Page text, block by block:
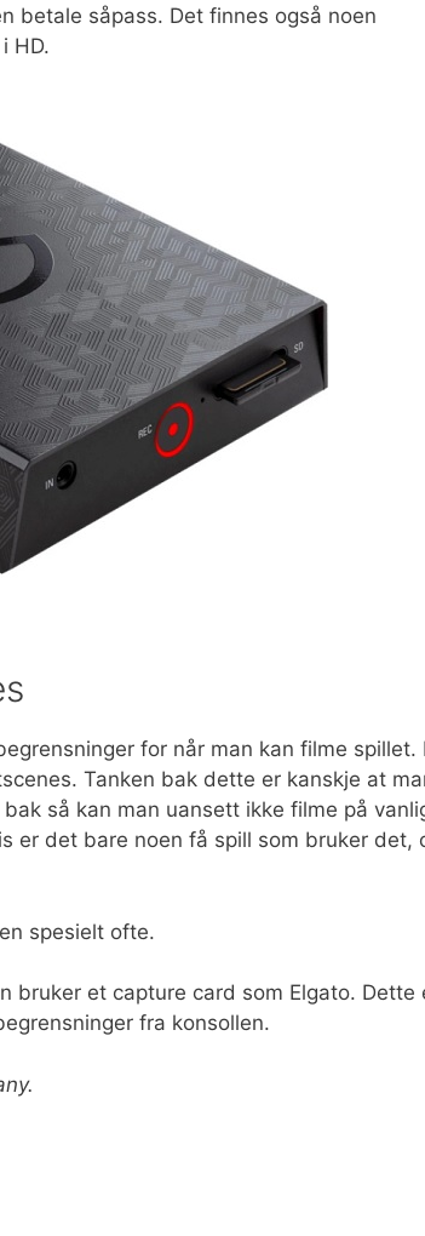
betale såpass. Det finnes også noen
HD.
for når man kan filme spillet.
Tanken bak dette er kanskje at
så kan man uansett ikke filme på
er det bare noen få spill som bruker det,
spesielt ofte.
bruker et capture card som Elgato. Dette
fra konsollen.